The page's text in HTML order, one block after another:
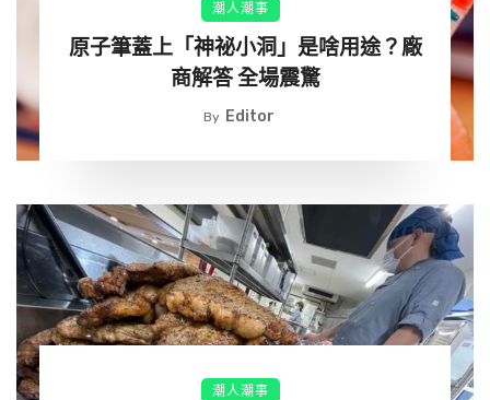
看到有女孩的名字傳賴給他
報備自己在幹嘛會晚點上線
句尾還加一個愛心
他也主動拍照報備自己在幹嘛
以上兩個我不確定是不是同一個人
潮人潮事
原子筆蓋上「神祕小洞」是啥用途？廠
商解答 全場震驚
By Editor
潮人潮事